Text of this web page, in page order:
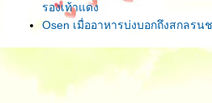
รองเท้าแดง
Osen เมื่ออาหารบ่งบอกถึงสกุลรุน
Honey&Clover มิตรภาพ สวยงามต
Remote จู่ๆ...ดูจบแล้วอยากเป็นสา
To The One I Love เพราะรัก...ถึง